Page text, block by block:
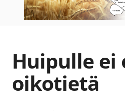
Huipulle ei
oikotietä